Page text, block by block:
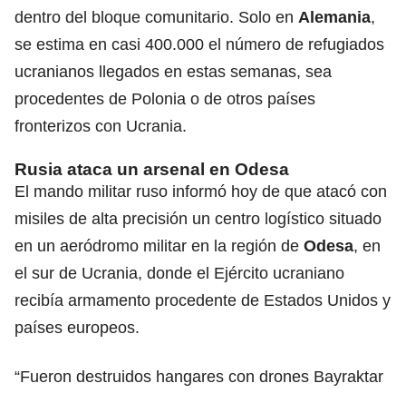
dentro del bloque comunitario. Solo en Alemania,
se estima en casi 400.000 el número de refugiados
ucranianos llegados en estas semanas, sea
procedentes de Polonia o de otros países
fronterizos con Ucrania.
Rusia ataca un arsenal en Odesa
El mando militar ruso informó hoy de que atacó con
misiles de alta precisión un centro logístico situado
en un aeródromo militar en la región de Odesa, en
el sur de Ucrania, donde el Ejército ucraniano
recibía armamento procedente de Estados Unidos y
países europeos.
“Fueron destruidos hangares con drones Bayraktar